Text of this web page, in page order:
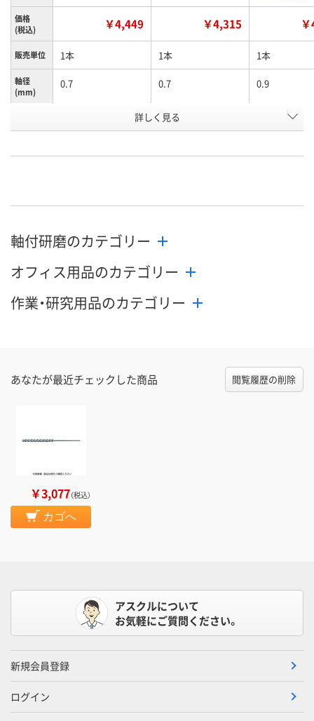
価格
(税込)
￥4,449 ￥4,315
販売単位 1本 1本 1本
軸径
(mm)
0.7 0.7 0.9
N250960 N251131
カゴへ
詳しく見る
軸付研磨のカテゴリー
オフィス用品のカテゴリー
作業・研究用品のカテゴリー
あなたが最近チェックした商品 閲覧履歴の削除
￥3,077（税込）
カゴへ
アスクルについて
お気軽にご質問ください。
新規会員登録
ログイン